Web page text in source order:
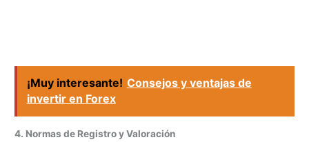
¡Muy interesante! Consejos y ventajas de
invertir en Forex
4. Normas de Registro y Valoración